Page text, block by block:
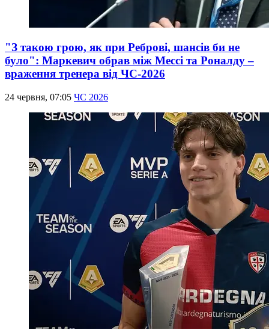
"З такою грою, як при Реброві, шансів би не
було": Маркевич обрав між Мессі та Роналду –
враження тренера від ЧС-2026
24 червня, 07:05 ЧС 2026